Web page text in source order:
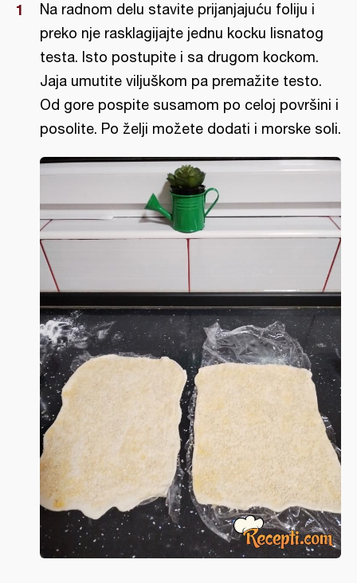
Na radnom delu stavite prijanjajuću foliju i
preko nje rasklagijajte jednu kocku lisnatog
testa. Isto postupite i sa drugom kockom.
Jaja umutite viljuškom pa premažite testo.
Od gore pospite susamom po celoj površini i
posolite. Po želji možete dodati i morske soli.